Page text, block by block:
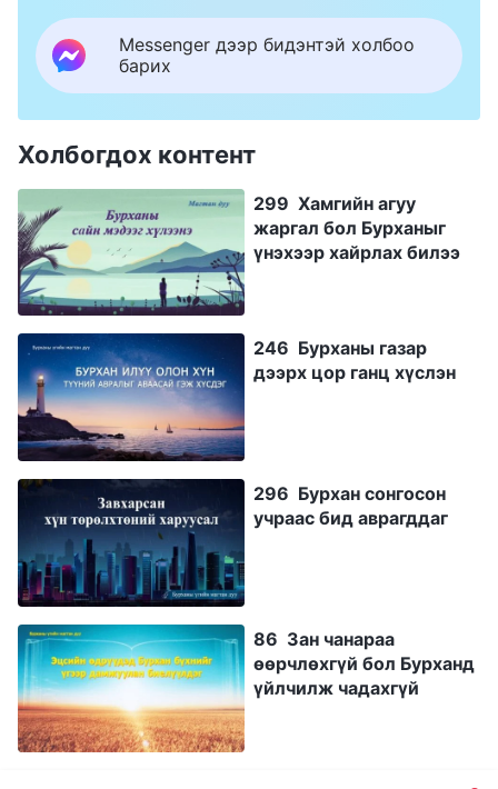
Messenger дээр бидэнтэй холбоо
барих
Холбогдох контент
299 Хамгийн агуу
жаргал бол Бурханыг
үнэхээр хайрлах билээ
246 Бурханы газар
дээрх цор ганц хүслэн
296 Бурхан сонгосон
учраас бид аврагддаг
86 Зан чанараа
өөрчлөхгүй бол Бурханд
үйлчилж чадахгүй